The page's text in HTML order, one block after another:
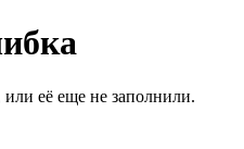
её еще не заполнили.